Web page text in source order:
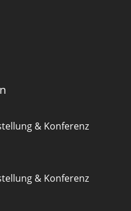
& Konferenz
& Konferenz